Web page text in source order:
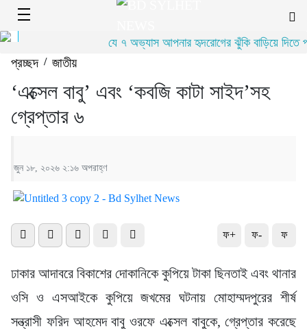
যে ৭ অভ্যাস আপনার হৃদরোগের ঝুঁকি বাড়িয়ে দিতে
প্রচ্ছদ/ জাতীয়
‘এক্সেল বাবু’ এবং ‘কবজি কাটা সাইদ’সহ
গ্রেপ্তার ৬
জুন ১৮, ২০২৬ ২:১৬ অপরাহ্ণ
ফ+ ফ- ফ
ঢাকার আদাবরে বিকাশের দোকানিকে কুপিয়ে টাকা ছিনতাই এবং থানার
ওসি ও এসআইকে কুপিয়ে জখমের ঘটনায় মোহাম্মদপুরের শীর্ষ
সন্ত্রাসী ফরিদ আহমেদ বাবু ওরফে এক্সেল বাবুকে, গ্রেপ্তার করেছে